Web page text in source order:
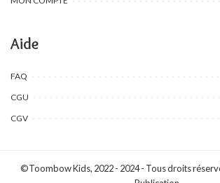
Aide
FAQ
CGU
CGV
©Toombow Kids, 2022 - 2024 - Tous droits